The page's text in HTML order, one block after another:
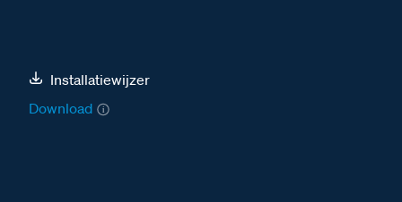
Installatiewijzer
Download